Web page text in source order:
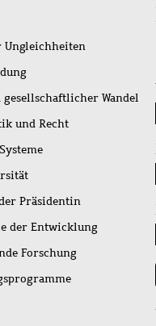
Ungleichheiten
Wandel
und Recht
Präsidentin
der Entwicklung
Forschung